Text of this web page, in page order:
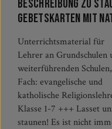
Beschreibung zu
Gebetskarten mit
Unterrichtsmaterial für
Lehrer an Grundschulen
weiterführenden Schulen,
Fach: evangelische und
katholische
Klasse 1-7 +++ Lasset
staunen! Es ist nicht
einem passenden Gebet. Die
kurzen und
Worte lassen sich prima
vorlesen und dann in der
Klassengemeinschaft
Bezug zum
interpretieren.